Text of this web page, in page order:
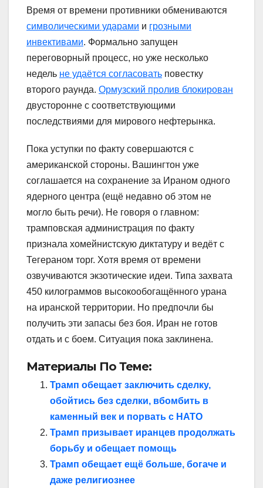
Время от времени противники обмениваются
символическими ударами и грозными
инвективами. Формально запущен
переговорный процесс, но уже несколько
недель не удаётся согласовать повестку
второго раунда. Ормузский пролив блокирован
двусторонне с соответствующими
последствиями для мирового нефтерынка.
Пока уступки по факту совершаются с
американской стороны. Вашингтон уже
соглашается на сохранение за Ираном одного
ядерного центра (ещё недавно об этом не
могло быть речи). Не говоря о главном:
трамповская администрация по факту
признала хомейнистскую диктатуру и ведёт с
Тегераном торг. Хотя время от времени
озвучиваются экзотические идеи. Типа захвата
450 килограммов высокообогащённого урана
на иранской территории. Но предпочли бы
получить эти запасы без боя. Иран не готов
отдать и с боем. Ситуация пока заклинена.
Материалы По Теме:
Трамп обещает заключить сделку,
обойтись без сделки, вбомбить в
каменный век и порвать с НАТО
Трамп призывает иранцев продолжать
борьбу и обещает помощь
Трамп обещает ещё больше, богаче и
даже религиознее